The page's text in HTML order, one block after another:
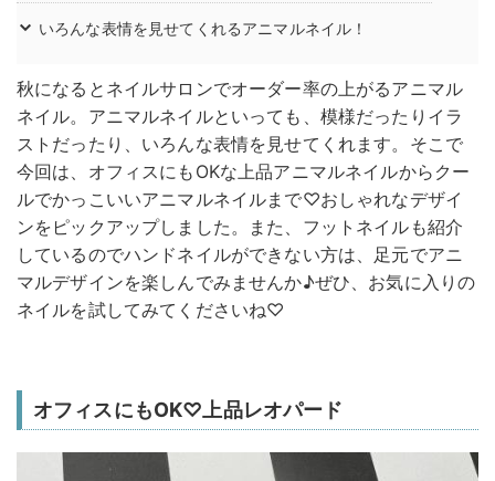
いろんな表情を見せてくれるアニマルネイル！
秋になるとネイルサロンでオーダー率の上がるアニマル
ネイル。アニマルネイルといっても、模様だったりイラ
ストだったり、いろんな表情を見せてくれます。そこで
今回は、オフィスにもOKな上品アニマルネイルからクー
ルでかっこいいアニマルネイルまで♡おしゃれなデザイ
ンをピックアップしました。また、フットネイルも紹介
しているのでハンドネイルができない方は、足元でアニ
マルデザインを楽しんでみませんか♪ぜひ、お気に入りの
ネイルを試してみてくださいね♡
オフィスにもOK♡上品レオパード